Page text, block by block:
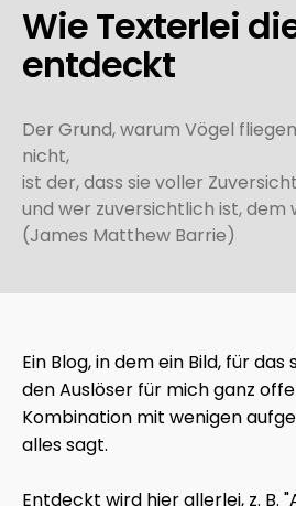
Wie Texterlei
entdeckt
Der Grund, warum Vögel
nicht,
ist der, dass sie voller
und wer zuversichtlich ist, dem
(James Matthew Barrie)
Ein Blog, in dem ein Bild, für
den Auslöser für mich ganz
Kombination mit wenigen
alles sagt.
Entdeckt wird hier allerlei, z. B.